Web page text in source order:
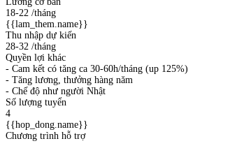
18-22 /tháng
{{lam_them.name}}
Thu nhập dự kiến
28-32 /tháng
Quyền lợi khác
- Cam kết có tăng ca 30-60h/tháng (up 125%)
- Tăng lương, thưởng hàng năm
- Chế độ như người Nhật
Số lượng tuyển
4
{{hop_dong.name}}
Chương trình hỗ trợ